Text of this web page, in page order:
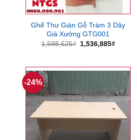
Ghế Thư Giản Gỗ Tràm 3 Dây
Giá Xưởng GTG001
1,598,625₫ Giá
1,536,885₫Giá
-24%